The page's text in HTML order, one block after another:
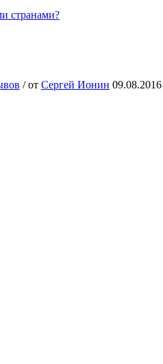
странами?
/от Сергей Ионин 09.08.2016